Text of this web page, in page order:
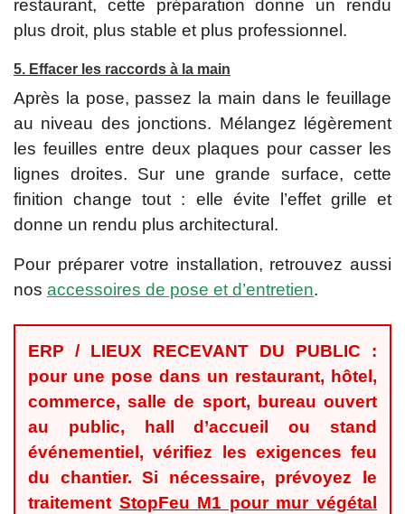
restaurant, cette préparation donne un rendu
plus droit, plus stable et plus professionnel.
5. Effacer les raccords à la main
Après la pose, passez la main dans le feuillage
au niveau des jonctions. Mélangez légèrement
les feuilles entre deux plaques pour casser les
lignes droites. Sur une grande surface, cette
finition change tout : elle évite l’effet grille et
donne un rendu plus architectural.
Pour préparer votre installation, retrouvez aussi
nos accessoires de pose et d’entretien.
ERP / LIEUX RECEVANT DU PUBLIC :
pour une pose dans un restaurant, hôtel,
commerce, salle de sport, bureau ouvert
au public, hall d’accueil ou stand
événementiel, vérifiez les exigences feu
du chantier. Si nécessaire, prévoyez le
traitement StopFeu M1 pour mur végétal